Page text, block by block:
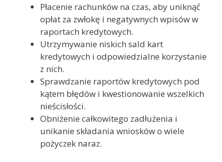
Płacenie rachunków na czas, aby uniknąć
opłat za zwłokę i negatywnych wpisów w
raportach kredytowych.
Utrzymywanie niskich sald kart
kredytowych i odpowiedzialne korzystanie
z nich.
Sprawdzanie raportów kredytowych pod
kątem błędów i kwestionowanie wszelkich
nieścisłości.
Obniżenie całkowitego zadłużenia i
unikanie składania wniosków o wiele
pożyczek naraz.